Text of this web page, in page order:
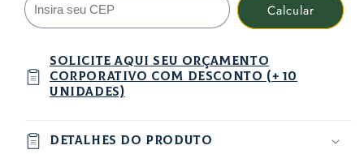
Calcular
solicite aqui seu orçamento
corporativo com desconto (+ 10
unidades)
Detalhes do produto